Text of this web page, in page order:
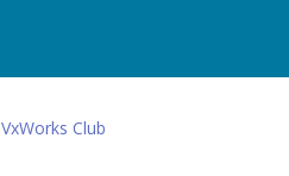
VxWorks Club